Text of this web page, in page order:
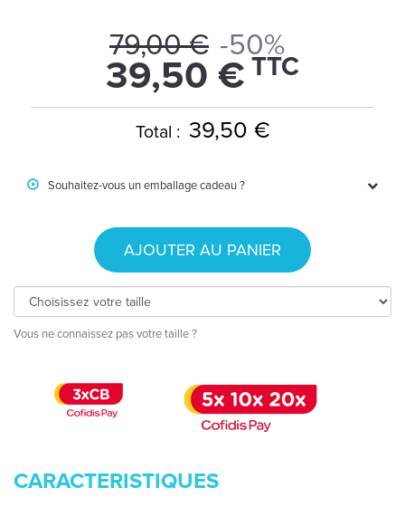
79,00 € -50%
39,50 € TTC
Total : 39,50 €
Souhaitez-vous un emballage cadeau ?
AJOUTER AU PANIER
Vous ne connaissez pas votre taille ?
CARACTERISTIQUES